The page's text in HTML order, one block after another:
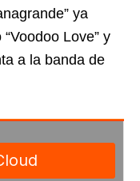
ya
Love” y
a la banda de